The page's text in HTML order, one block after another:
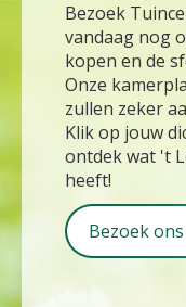
Bezoek
vandaag nog
kopen en de
Onze
zullen zeker
Klik op jouw
ontdek wat 't
heeft!
Bezoek